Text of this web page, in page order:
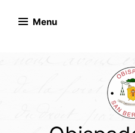
Menu